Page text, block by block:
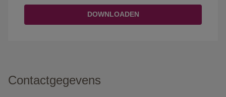
DOWNLOADEN
Contactgegevens